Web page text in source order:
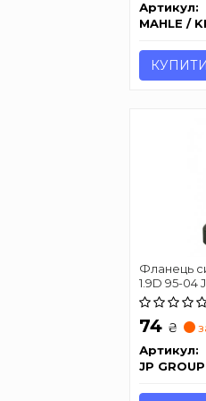
Артикул:
MAHLE /
КУПИТИ
Фланець
1.9D 95-04
74 ₴
Артикул:
JP GROUP